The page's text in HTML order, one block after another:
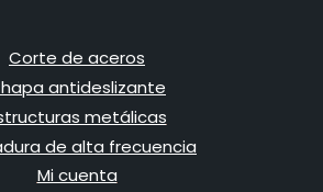
Corte de aceros
antideslizante
metálicas
de alta frecuencia
Mi cuenta